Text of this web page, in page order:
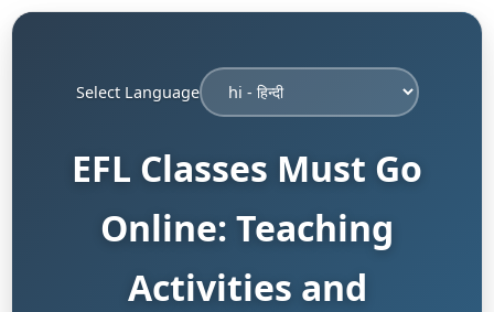
Select Language
EFL Classes Must Go
Online: Teaching
Activities and